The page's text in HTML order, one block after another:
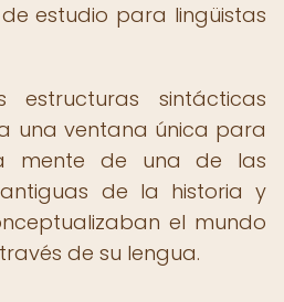
estudio para lingüistas
sintácticas
una ventana única para
mente de una de las
de la historia y
el mundo
de su lengua.